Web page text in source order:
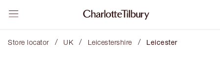
Store locator / UK / Leicestershire / Leicester